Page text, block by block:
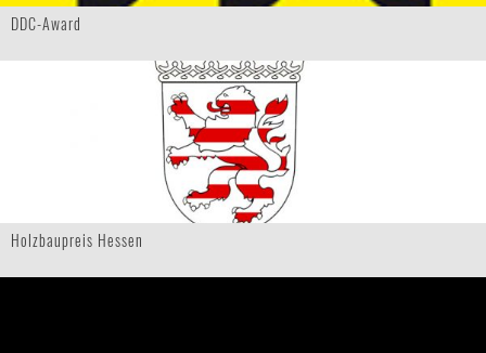
DDC-Award
Holzbaupreis Hessen